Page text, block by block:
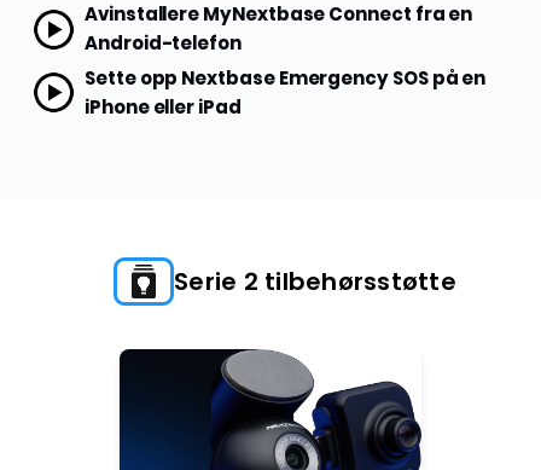
Avinstallere MyNextbase Connect fra en
Android-telefon
Sette opp Nextbase Emergency SOS på en
iPhone eller iPad
Serie 2 tilbehørsstøtte